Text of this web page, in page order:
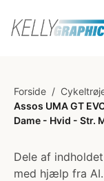
Forside /
Assos UMA GT
Dame - Hvid - Str.
Dele af
med hjælp fra AI.